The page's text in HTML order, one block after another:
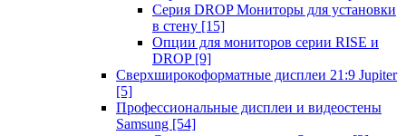
Серия DROP Мониторы для установки
в стену [15]
Опции для мониторов серии RISE и
DROP [9]
Сверхширокоформатные дисплеи 21:9 Jupiter
[5]
Профессиональные дисплеи и видеостены
Samsung [54]